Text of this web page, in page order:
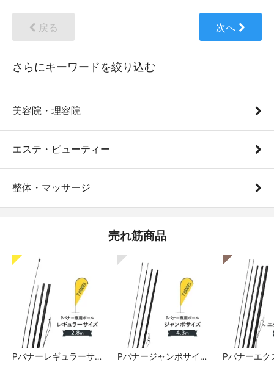
戻る 次へ
さらにキーワードを絞り込む
美容院・理容院
エステ・ビューティー
整体・マッサージ
売れ筋商品
Pバナーレギュラーサイズ専用ポール
Pバナージャンボサイズ専用ポール